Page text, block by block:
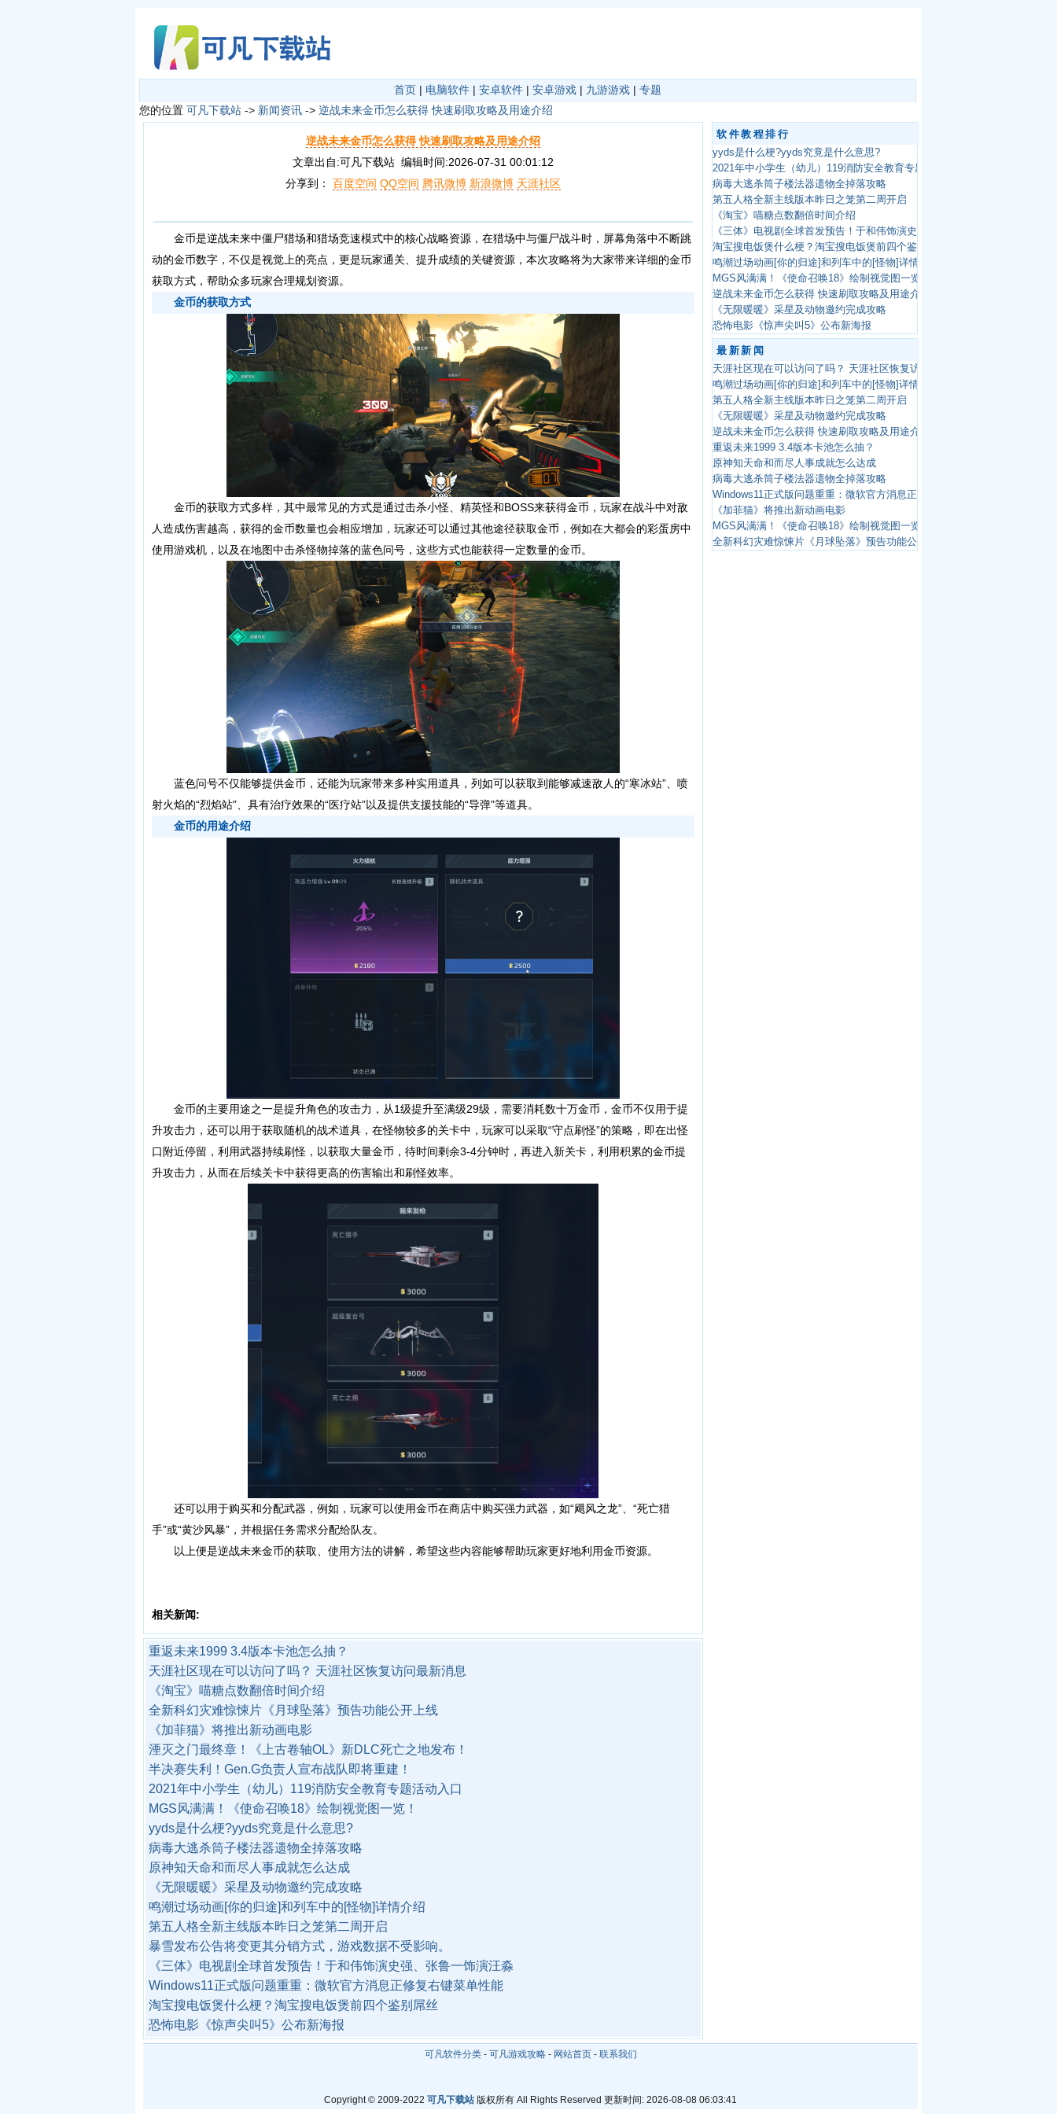
首页 | 电脑软件 | 安卓软件 | 安卓游戏 | 九游游戏 | 专题
您的位置 可凡下载站 -> 新闻资讯 -> 逆战未来金币怎么获得 快速刷取攻略及用途介绍
逆战未来金币怎么获得 快速刷取攻略及用途介绍
文章出自:可凡下载站 编辑时间:2026-07-31 00:01:12
分享到：
百度空间 QQ空间 腾讯微博 新浪微博 天涯社区
金币是逆战未来中僵尸猎场和猎场竞速模式中的核心战略资源，在猎场中与僵尸战斗时，屏幕角落中不断跳
动的金币数字，不仅是视觉上的亮点，更是玩家通关、提升成绩的关键资源，本次攻略将为大家带来详细的金币
获取方式，帮助众多玩家合理规划资源。
金币的获取方式
金币的获取方式多样，其中最常见的方式是通过击杀小怪、精英怪和BOSS来获得金币，玩家在战斗中对敌
人造成伤害越高，获得的金币数量也会相应增加，玩家还可以通过其他途径获取金币，例如在大都会的彩蛋房中
使用游戏机，以及在地图中击杀怪物掉落的蓝色问号，这些方式也能获得一定数量的金币。
蓝色问号不仅能够提供金币，还能为玩家带来多种实用道具，列如可以获取到能够减速敌人的“寒冰站”、喷
射火焰的“烈焰站”、具有治疗效果的“医疗站”以及提供支援技能的“导弹”等道具。
金币的用途介绍
金币的主要用途之一是提升角色的攻击力，从1级提升至满级29级，需要消耗数十万金币，金币不仅用于提
升攻击力，还可以用于获取随机的战术道具，在怪物较多的关卡中，玩家可以采取“守点刷怪”的策略，即在出怪
口附近停留，利用武器持续刷怪，以获取大量金币，待时间剩余3-4分钟时，再进入新关卡，利用积累的金币提
升攻击力，从而在后续关卡中获得更高的伤害输出和刷怪效率。
还可以用于购买和分配武器，例如，玩家可以使用金币在商店中购买强力武器，如“飓风之龙”、“死亡猎
手”或“黄沙风暴”，并根据任务需求分配给队友。
以上便是逆战未来金币的获取、使用方法的讲解，希望这些内容能够帮助玩家更好地利用金币资源。
相关新闻:
重返未来1999 3.4版本卡池怎么抽？
天涯社区现在可以访问了吗？ 天涯社区恢复访问最新消息
《淘宝》喵糖点数翻倍时间介绍
全新科幻灾难惊悚片《月球坠落》预告功能公开上线
《加菲猫》将推出新动画电影
湮灭之门最终章！《上古卷轴OL》新DLC死亡之地发布！
半决赛失利！Gen.G负责人宣布战队即将重建！
2021年中小学生（幼儿）119消防安全教育专题活动入口
MGS风满满！《使命召唤18》绘制视觉图一览！
yyds是什么梗?yyds究竟是什么意思?
病毒大逃杀筒子楼法器遗物全掉落攻略
原神知天命和而尽人事成就怎么达成
《无限暖暖》采星及动物邀约完成攻略
鸣潮过场动画[你的归途]和列车中的[怪物]详情介绍
第五人格全新主线版本昨日之笼第二周开启
暴雪发布公告将变更其分销方式，游戏数据不受影响。
《三体》电视剧全球首发预告！于和伟饰演史强、张鲁一饰演汪淼
Windows11正式版问题重重：微软官方消息正修复右键菜单性能
淘宝搜电饭煲什么梗？淘宝搜电饭煲前四个鉴别屌丝
恐怖电影《惊声尖叫5》公布新海报
软件教程排行
yyds是什么梗?yyds究竟是什么意思?
2021年中小学生（幼儿）119消防安全教育专题活动入口
病毒大逃杀筒子楼法器遗物全掉落攻略
第五人格全新主线版本昨日之笼第二周开启
《淘宝》喵糖点数翻倍时间介绍
《三体》电视剧全球首发预告！于和伟饰演史强、张鲁一饰演汪淼
淘宝搜电饭煲什么梗？淘宝搜电饭煲前四个鉴别屌丝
鸣潮过场动画[你的归途]和列车中的[怪物]详情介绍
MGS风满满！《使命召唤18》绘制视觉图一览！
逆战未来金币怎么获得 快速刷取攻略及用途介绍
《无限暖暖》采星及动物邀约完成攻略
恐怖电影《惊声尖叫5》公布新海报
最新新闻
天涯社区现在可以访问了吗？ 天涯社区恢复访问最新消息
鸣潮过场动画[你的归途]和列车中的[怪物]详情介绍
第五人格全新主线版本昨日之笼第二周开启
《无限暖暖》采星及动物邀约完成攻略
逆战未来金币怎么获得 快速刷取攻略及用途介绍
重返未来1999 3.4版本卡池怎么抽？
原神知天命和而尽人事成就怎么达成
病毒大逃杀筒子楼法器遗物全掉落攻略
Windows11正式版问题重重：微软官方消息正修复右键菜单性能
《加菲猫》将推出新动画电影
MGS风满满！《使命召唤18》绘制视觉图一览！
全新科幻灾难惊悚片《月球坠落》预告功能公开上线
可凡软件分类- 可凡游戏攻略- 网站首页- 联系我们
Copyright © 2009-2022 可凡下载站 版权所有 All Rights Reserved 更新时间: 2026-08-08 06:03:41